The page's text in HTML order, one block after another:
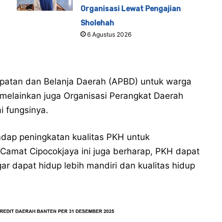
Organisasi Lewat Pengajian
Sholehah
6 Agustus 2026
dan Belanja Daerah (APBD) untuk warga
juga Organisasi Perangkat Daerah
fungsinya.
peningkatan kualitas PKH untuk
Cipocokjaya ini juga berharap, PKH dapat
dapat hidup lebih mandiri dan kualitas hidup